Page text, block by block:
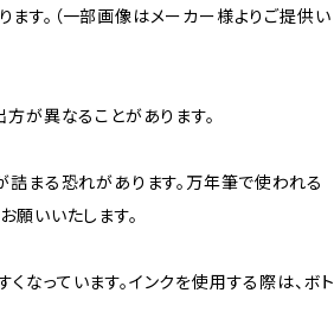
す。（一部画像はメーカー様よりご提供い
が異なることがあります。
詰まる恐れがあります。万年筆で使われる
願いいたします。
っています。インクを使用する際は、ボト